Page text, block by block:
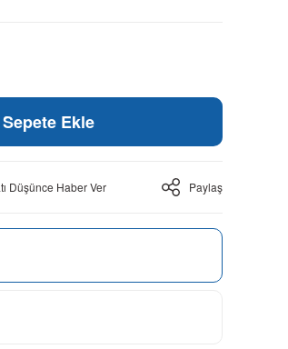
Sepete Ekle
Düşünce Haber Ver Paylaş